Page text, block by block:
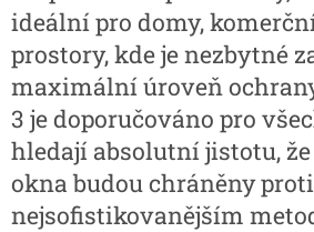
ideální pro domy,
prostory, kde je nezbytné
maximální úroveň
3 je doporučováno pro
hledají absolutní jistotu,
okna budou chráněny proti
nejsofistikovanějším